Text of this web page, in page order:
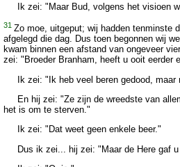
Ik zei: "Maar Bud, volgens het visioen
31 Zo moe, uitgeput; wij hadden tenminste
afgelegd die dag. Dus toen begonnen wij
kwam binnen een afstand van ongeveer
zei: "Broeder Branham, heeft u ooit eerder
Ik zei: "Ik heb veel beren gedood, maar
En hij zei: "Ze zijn de wreedste van
het is om te sterven."
Ik zei: "Dat weet geen enkele beer."
Dus ik zei... hij zei: "Maar de Here gaf u